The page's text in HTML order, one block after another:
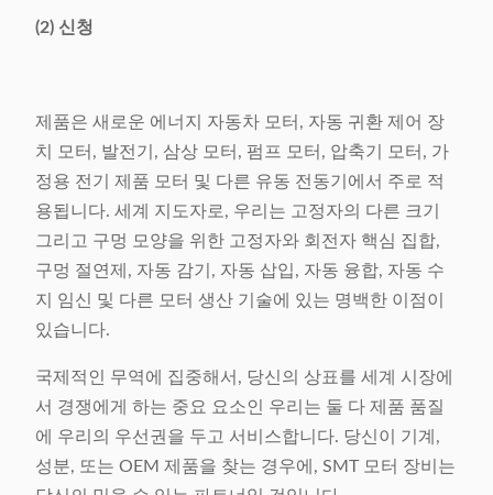
전력 공급
기계 차원 (LxWxH) 1610x 1100x 2310mm
(2) 신청
제품은 새로운 에너지 자동차 모터, 자동 귀환 제어 장
치 모터, 발전기, 삼상 모터, 펌프 모터, 압축기 모터, 가
정용 전기 제품 모터 및 다른 유동 전동기에서 주로 적
용됩니다. 세계 지도자로, 우리는 고정자의 다른 크기
그리고 구멍 모양을 위한 고정자와 회전자 핵심 집합,
구멍 절연제, 자동 감기, 자동 삽입, 자동 융합, 자동 수
지 임신 및 다른 모터 생산 기술에 있는 명백한 이점이
있습니다.
국제적인 무역에 집중해서, 당신의 상표를 세계 시장에
서 경쟁에게 하는 중요 요소인 우리는 둘 다 제품 품질
에 우리의 우선권을 두고 서비스합니다. 당신이 기계,
성분, 또는 OEM 제품을 찾는 경우에, SMT 모터 장비는